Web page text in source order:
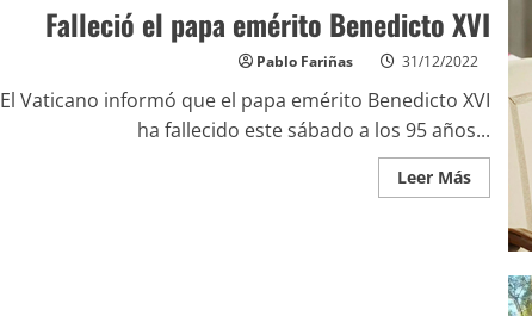
Falleció el papa emérito Benedicto XVI
Pablo Fariñas 31/12/2022
El Vaticano informó que el papa emérito Benedicto XVI
ha fallecido este sábado a los 95 años...
Leer Más